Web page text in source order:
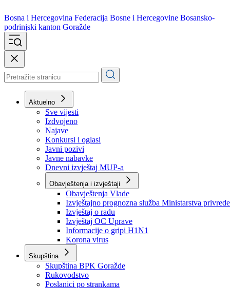
Bosna i Hercegovina
podrinjski kanton Goražde
Aktuelno
Sve vijesti
Izdvojeno
Najave
Konkursi i oglasi
Javni pozivi
Javne nabavke
Dnevni izvještaj MUP-a
Obavještenja i izvještaji
Obavještenja Vlade
Izvještajno prognozna služba Ministarstva privrede
Izvještaj o radu
Izvještaj OC Uprave
Informacije o gripi H1N1
Korona virus
Skupština